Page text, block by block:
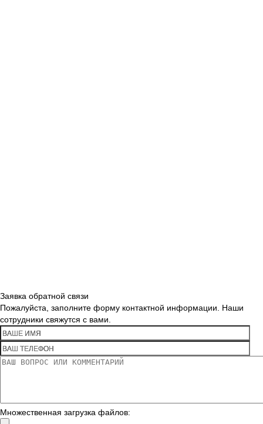
Заявка обратной связи
Пожалуйста, заполните форму контактной информации. Наши
сотрудники свяжутся с вами.
Множественная загрузка файлов: